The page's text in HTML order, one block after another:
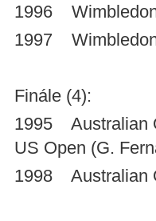
1996
1997
Finále (4):
1995 Australian
US Open (G.
1998 Australian